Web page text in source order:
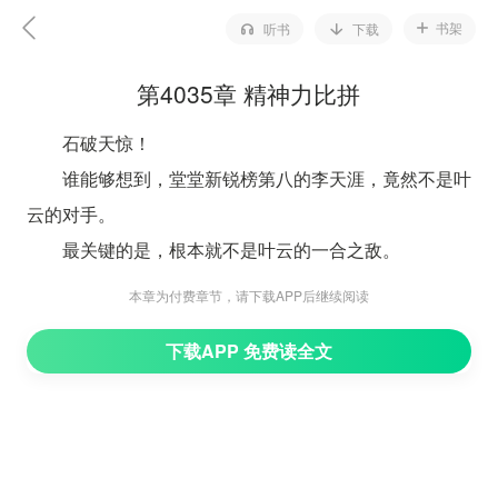
听书 下载 书架
第4035章 精神力比拼
石破天惊！
谁能够想到，堂堂新锐榜第八的李天涯，竟然不是叶
云的对手。
最关键的是，根本就不是叶云的一合之敌。
这特么，实在是太不可思议了！
侮辱的黄龙等三父子，都是当场惊呆了。
本章为付费章节，请下载APP后继续阅读
下载APP 免费读全文